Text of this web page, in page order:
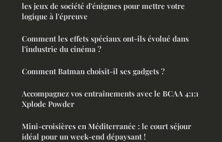
les jeux de société d'énigmes pour mettre votre
logique à l'épreuve
Comment les effets spéciaux ont-ils évolué dans
l'industrie du cinéma ?
Comment Batman choisit-il ses gadgets ?
Accompagnez vos entraînements avec le BCAA 4:1:1
Xplode Powder
Mini-croisières en Méditerranée : le court séjour
idéal pour un week-end dépaysant !